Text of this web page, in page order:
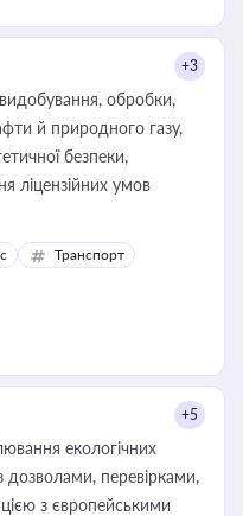
+3
обробки,
й природного газу,
безпеки,
ліцензійних умов
Транспорт
+5
екологічних
перевірками,
з європейськими